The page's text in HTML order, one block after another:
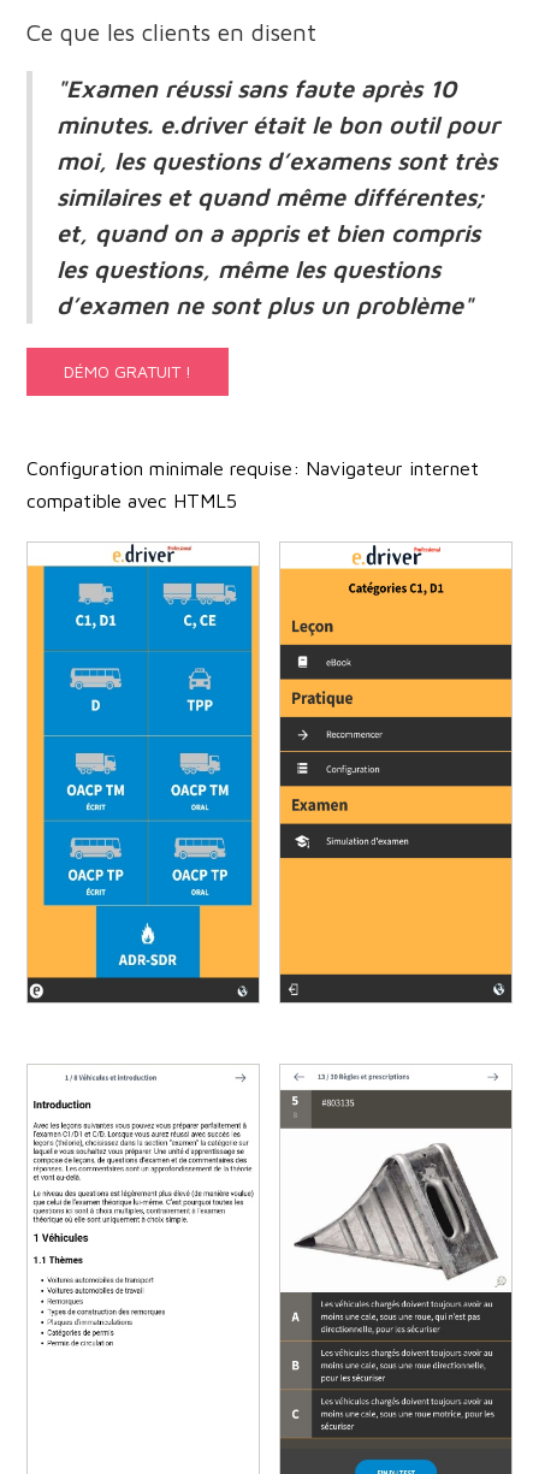
Ce que les clients en disent
"Examen réussi sans faute après 10
minutes. e.driver était le bon outil pour
moi, les questions d’examens sont très
similaires et quand même différentes;
et, quand on a appris et bien compris
les questions, même les questions
d’examen ne sont plus un problème"
DÉMO GRATUIT !
Configuration minimale requise: Navigateur internet
compatible avec HTML5